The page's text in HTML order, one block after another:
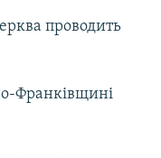
проводить
Франківщині